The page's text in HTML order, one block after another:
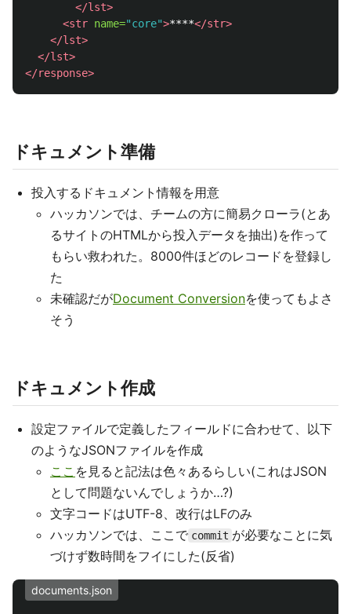
</lst>
<str name="core">****</str>
</lst>
</lst>
</response>
ドキュメント準備
投入するドキュメント情報を用意
ハッカソンでは、チームの方に簡易クローラ(とあ
るサイトのHTMLから投入データを抽出)を作って
もらい救われた。8000件ほどのレコードを登録し
た
未確認だがDocument Conversionを使ってもよさ
そう
ドキュメント作成
設定ファイルで定義したフィールドに合わせて、以下
のようなJSONファイルを作成
ここ を見ると記法は色々あるらしい(これはJSON
として問題ないんでしょうか…?)
文字コードはUTF-8、改行はLFのみ
ハッカソンでは、ここで commit が必要なことに気
づけず数時間をフイにした(反省)
documents.json